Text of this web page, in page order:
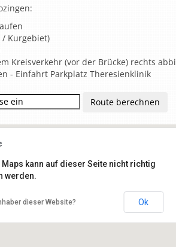
/ Kurgebiet)
Kreisverkehr (vor der Brücke) rechts
- Einfahrt Parkplatz Theresienklinik
kann auf dieser Seite nicht richtig
werden.
dieser Website? Ok